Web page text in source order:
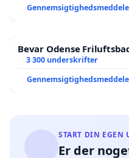
Bevar Odense
3 300 underskrifter
START DIN EGEN
Er der